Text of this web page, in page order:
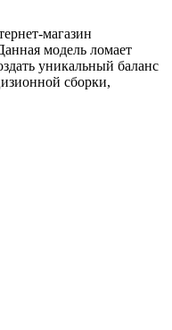
магазин
модель ломает
уникальный баланс
сборки,